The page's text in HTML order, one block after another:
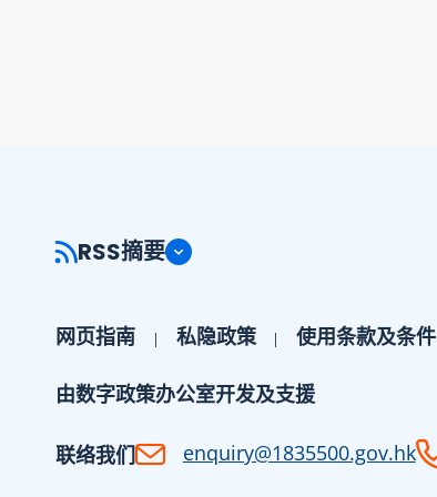
RSS摘要
网页指南 私隐政策 使用条款及条件
由数字政策办公室开发及支援
联络我们 enquiry@1835500.gov.hk